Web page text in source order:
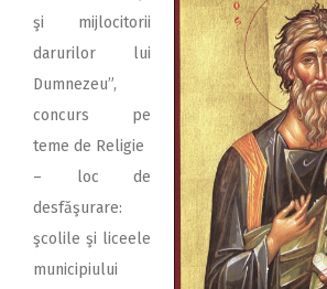
şi mijlocitorii
darurilor lui
Dumnezeu”,
concurs pe
teme de Religie
– loc de
desfăşurare:
şcolile şi liceele
municipiului